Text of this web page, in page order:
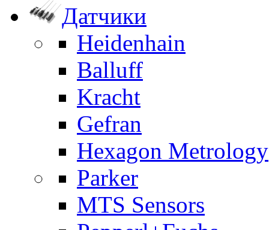
Датчики
Heidenhain
Balluff
Kracht
Gefran
Hexagon Metrology
Parker
MTS Sensors